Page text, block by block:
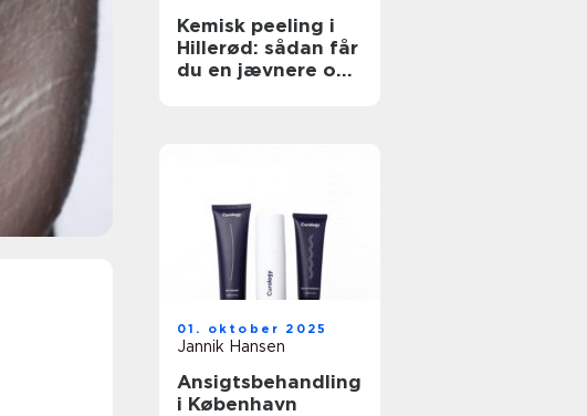
Kemisk peeling i
Hillerød: sådan får
du en jævnere og
01. oktober 2025
Jannik Hansen
Ansigtsbehandling
i København